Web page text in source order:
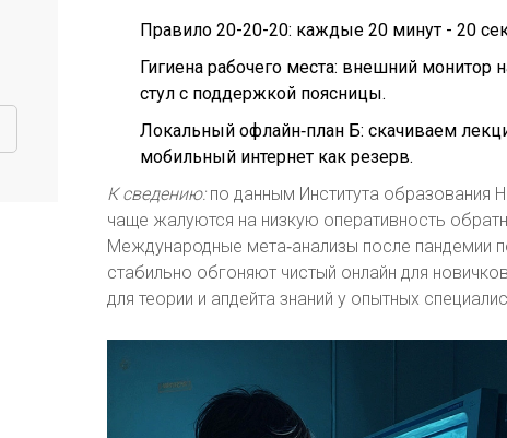
Правило 20-20-20: каждые 20 минут - 20
Гигиена рабочего места: внешний
стул с поддержкой поясницы.
Локальный офлайн‑план Б: скачиваем
мобильный интернет как резерв.
К сведению:по данным Института образования
чаще жалуются на низкую оперативность
Международные мета‑анализы после
стабильно обгоняют чистый онлайн для
для теории и апдейта знаний у опытных